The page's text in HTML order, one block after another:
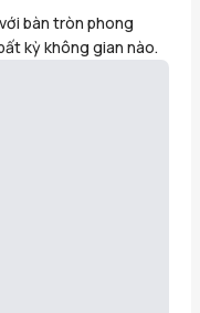
bàn tròn phong
kỳ không gian nào.